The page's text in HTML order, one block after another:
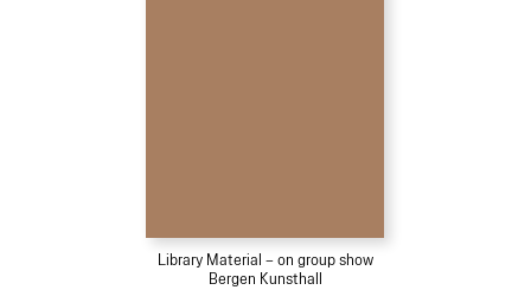
Library Material – on group show
Bergen Kunsthall